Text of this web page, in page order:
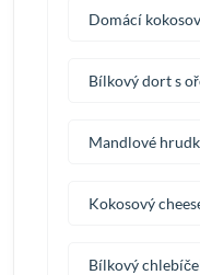
Domácí
Bílkový dort s
Mandlové
Kokosový
Bílkový